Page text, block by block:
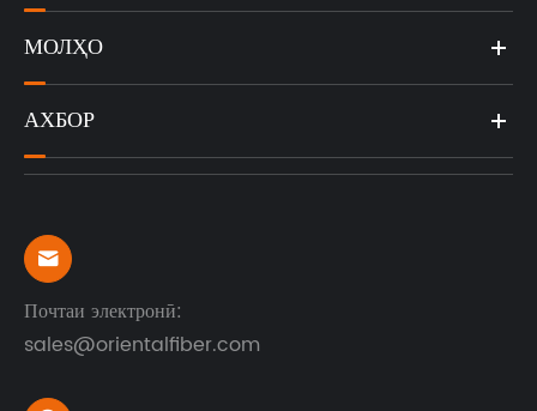
МОЛҲО
АХБОР

Почтаи электронӣ:
sales@orientalfiber.com